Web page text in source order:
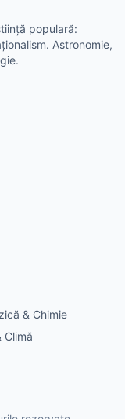
populară:
Astronomie,
& Chimie
Climă